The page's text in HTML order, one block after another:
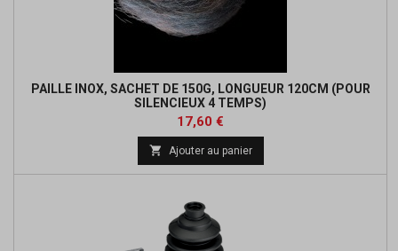
PAILLE INOX, SACHET DE 150G, LONGUEUR 120CM (POUR
SILENCIEUX 4 TEMPS)
Prix
17,60 €
base
 Ajouter au panier